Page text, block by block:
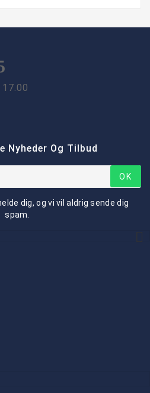
Nyheder Og Tilbud
OK
dig, og vi vil aldrig sende dig
spam.